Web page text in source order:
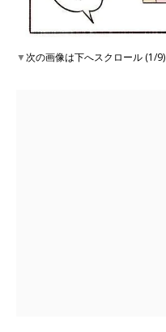
▼次の画像は下へスクロール (1/9)